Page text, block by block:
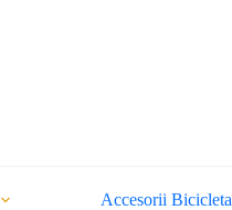
Accesorii Bicicleta